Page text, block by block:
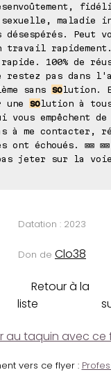
sexuelle, maladie
désespérés. Peut
travail
100% de
restez pas dans
sans solution.
une solution à
vous empêchent de
à me contacter,
ont échoués. ⊠⊠ ⊠⊠
pas jeter sur la
Datation : 2023
Don de Clo38
Retour à la
liste
au taquin avec ce
vers ce flyer :